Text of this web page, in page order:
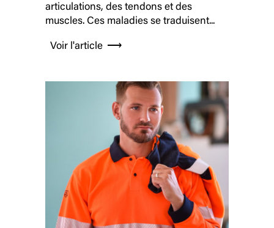
articulations, des tendons et des
muscles. Ces maladies se traduisent...
Voir l'article